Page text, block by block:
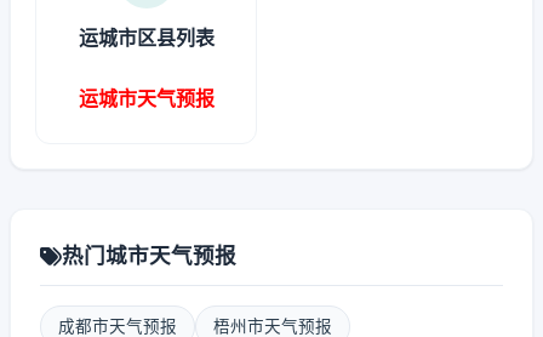
运城市区县列表
运城市天气预报
热门城市天气预报
成都市天气预报 梧州市天气预报